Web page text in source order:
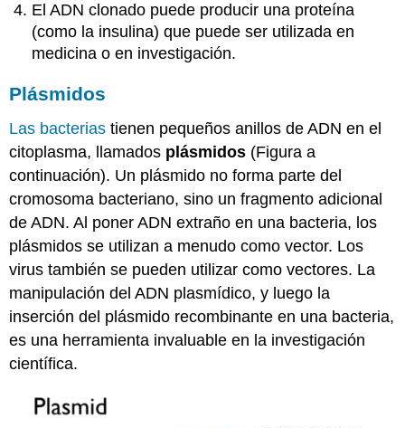
El ADN clonado puede producir una proteína
(como la insulina) que puede ser utilizada en
medicina o en investigación.
Plásmidos
Las bacterias tienen pequeños anillos de ADN en el
citoplasma, llamados plásmidos (Figura a
continuación). Un plásmido no forma parte del
cromosoma bacteriano, sino un fragmento adicional
de ADN. Al poner ADN extraño en una bacteria, los
plásmidos se utilizan a menudo como vector. Los
virus también se pueden utilizar como vectores. La
manipulación del ADN plasmídico, y luego la
inserción del plásmido recombinante en una bacteria,
es una herramienta invaluable en la investigación
científica.